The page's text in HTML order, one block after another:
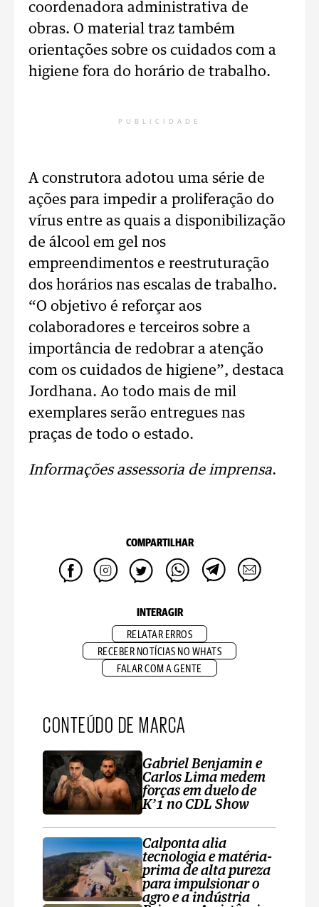
coordenadora administrativa de
obras. O material traz também
orientações sobre os cuidados com a
higiene fora do horário de trabalho.
PUBLICIDADE
A construtora adotou uma série de
ações para impedir a proliferação do
vírus entre as quais a disponibilização
de álcool em gel nos
empreendimentos e reestruturação
dos horários nas escalas de trabalho.
“O objetivo é reforçar aos
colaboradores e terceiros sobre a
importância de redobrar a atenção
com os cuidados de higiene”, destaca
Jordhana. Ao todo mais de mil
exemplares serão entregues nas
praças de todo o estado.
Informações assessoria de imprensa.
COMPARTILHAR
INTERAGIR
RELATAR ERROS
RECEBER NOTÍCIAS NO WHATS
FALAR COM A GENTE
CONTEÚDO DE MARCA
Gabriel Benjamin e
Carlos Lima medem
forças em duelo de
K’1 no CDL Show
Calponta alia
tecnologia e matéria-
prima de alta pureza
para impulsionar o
agro e a indústria